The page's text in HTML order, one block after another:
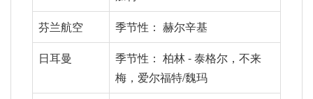
芬兰航空
季节性： 赫尔辛基
日耳曼
季节性： 柏林 - 泰格尔，不来
梅，爱尔福特/魏玛